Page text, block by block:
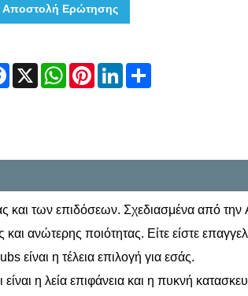
Αποστολή Ερώτησης
Facebook
X WhatsApp
Pinterest
LinkedIn
και των επιδόσεων. Σχεδιασμένα από
ανώτερης ποιότητας. Είτε είστε
είναι η τέλεια επιλογή για εσάς.
η λεία επιφάνεια και η πυκνή